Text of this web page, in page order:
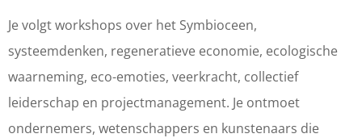
Je volgt workshops over het Symbioceen,
systeemdenken, regeneratieve economie, ecologische
waarneming, eco-emoties, veerkracht, collectief
leiderschap en projectmanagement. Je ontmoet
ondernemers, wetenschappers en kunstenaars die